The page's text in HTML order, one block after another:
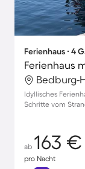
Ferienhaus ∙ 4
Bedburg-
Idyllisches
Schritte vom
ab 163 €
pro Nacht